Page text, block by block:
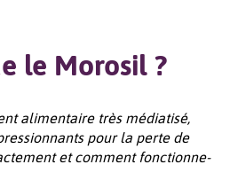
le Morosil ?
alimentaire très médiatisé,
pour la perte de
et comment fonctionne-